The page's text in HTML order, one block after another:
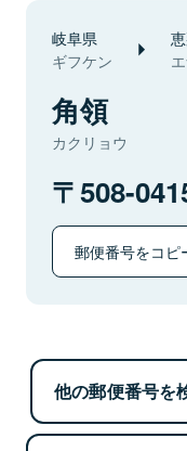
岐阜県
ギフケン
角領
カクリョウ
508-
郵便番号をコピ
他の郵便番号を